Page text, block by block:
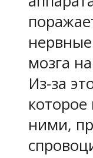
мозга
Из-за
ними,